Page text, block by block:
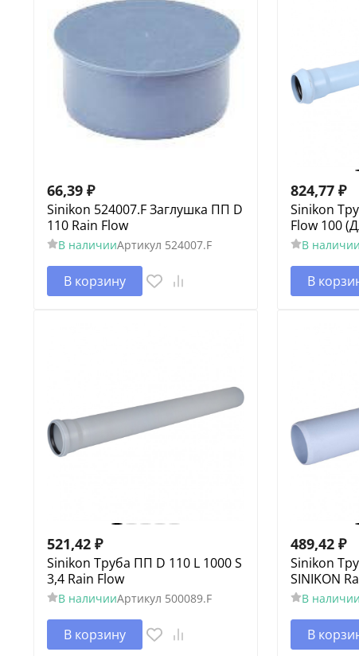
66,39 ₽
Sinikon 524007.F Заглушка ПП D
110 Rain Flow
В наличииАртикул 524007.F
В корзину
824,77 ₽
Sinikon
Flow 100
В наличии
В
521,42 ₽
Sinikon Труба ПП D 110 L 1000 S
3,4 Rain Flow
В наличииАртикул 500089.F
В корзину
489,42 ₽
Sinikon
SINIKON
В наличии
В